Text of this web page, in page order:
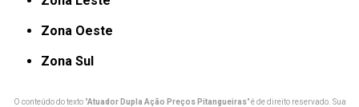
Zona Oeste
Zona Sul
O conteúdo do texto "Atuador Dupla Ação Preços Pitangueiras" é de direito reservado. Sua